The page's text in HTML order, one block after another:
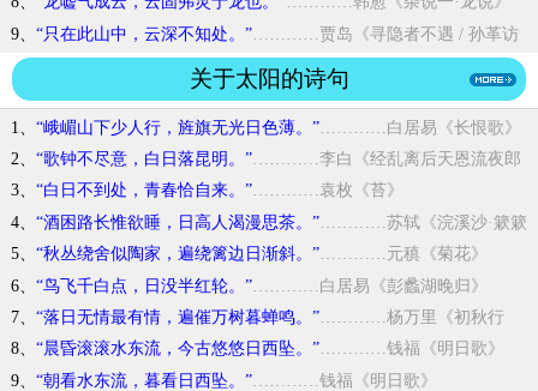
9、 “只在此山中，云深不知处。”…………贾岛《寻隐者不遇 / 孙革访
羊尊师诗》
关于太阳的诗句
1、 “峨嵋山下少人行，旌旗无光日色薄。”…………白居易《长恨歌》
2、 “歌钟不尽意，白日落昆明。”…………李白《经乱离后天恩流夜郎
忆旧游书怀赠江夏韦太守良宰》
3、 “白日不到处，青春恰自来。”…………袁枚《苔》
4、 “酒困路长惟欲睡，日高人渴漫思茶。”…………苏轼《浣溪沙·簌簌
衣巾落枣花》
5、 “秋丛绕舍似陶家，遍绕篱边日渐斜。”…………元稹《菊花》
6、 “鸟飞千白点，日没半红轮。”…………白居易《彭蠡湖晚归》
7、 “落日无情最有情，遍催万树暮蝉鸣。”…………杨万里《初秋行
圃》
8、 “晨昏滚滚水东流，今古悠悠日西坠。”…………钱福《明日歌》
9、 “朝看水东流，暮看日西坠。”…………钱福《明日歌》